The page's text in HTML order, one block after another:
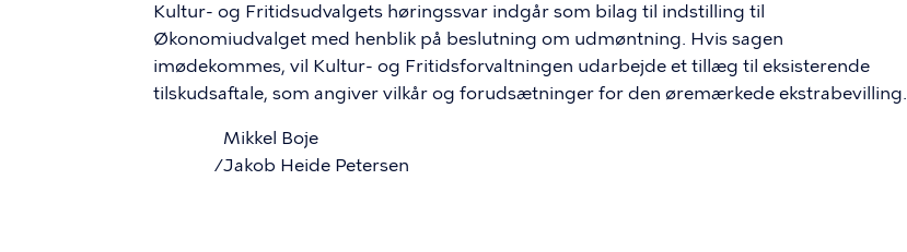
Kultur- og Fritidsudvalgets høringssvar indgår som bilag til indstilling til
Økonomiudvalget med henblik på beslutning om udmøntning. Hvis sagen
imødekommes, vil Kultur- og Fritidsforvaltningen udarbejde et tillæg til eksisterende
tilskudsaftale, som angiver vilkår og forudsætninger for den øremærkede ekstrabevilling.
		Mikkel Boje
/Jakob Heide Petersen